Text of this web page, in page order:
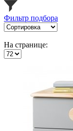
Фильтр подбора
На странице: